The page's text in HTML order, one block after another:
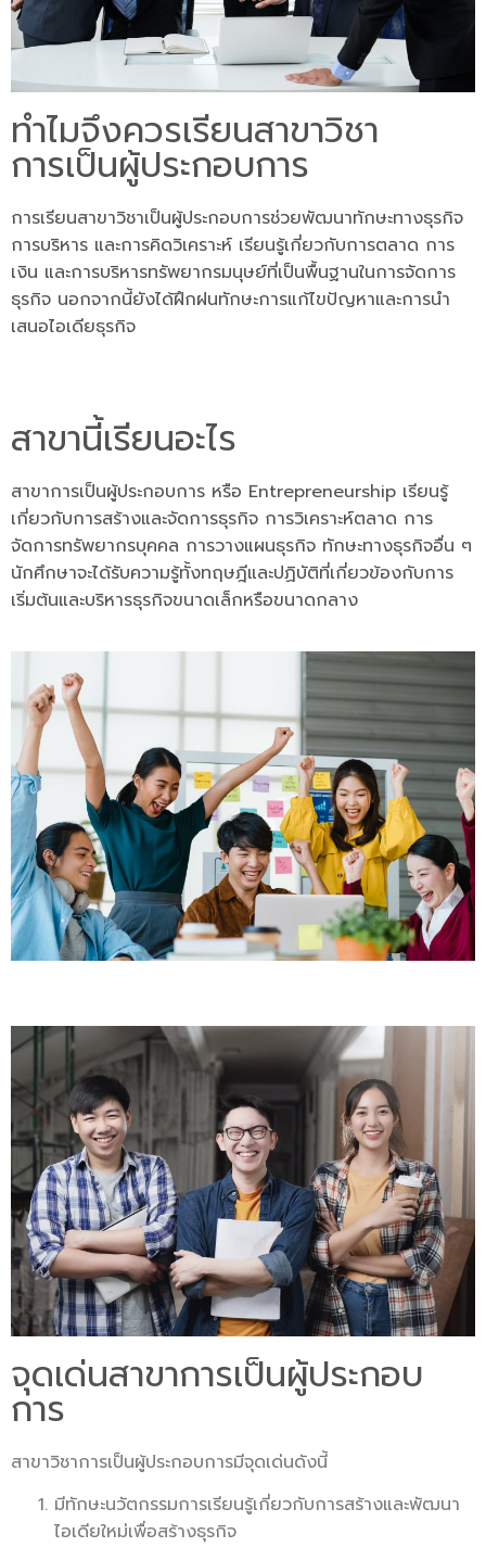
ทำไมจึงควรเรียนสาขาวิชา
การเป็นผู้ประกอบการ
การเรียนสาขาวิชาเป็นผู้ประกอบการช่วยพัฒนาทักษะทางธุรกิจ
การบริหาร และการคิดวิเคราะห์ เรียนรู้เกี่ยวกับการตลาด การ
เงิน และการบริหารทรัพยากรมนุษย์ที่เป็นพื้นฐานในการจัดการ
ธุรกิจ นอกจากนี้ยังได้ฝึกฝนทักษะการแก้ไขปัญหาและการนำ
เสนอไอเดียธุรกิจ
สาขานี้เรียนอะไร
สาขาการเป็นผู้ประกอบการ หรือ Entrepreneurship เรียนรู้
เกี่ยวกับการสร้างและจัดการธุรกิจ การวิเคราะห์ตลาด การ
จัดการทรัพยากรบุคคล การวางแผนธุรกิจ ทักษะทางธุรกิจอื่น ๆ
นักศึกษาจะได้รับความรู้ทั้งทฤษฎีและปฏิบัติที่เกี่ยวข้องกับการ
เริ่มต้นและบริหารธุรกิจขนาดเล็กหรือขนาดกลาง
จุดเด่นสาขาการเป็นผู้ประกอบ
การ
สาขาวิชาการเป็นผู้ประกอบการมีจุดเด่นดังนี้
มีทักษะนวัตกรรมการเรียนรู้เกี่ยวกับการสร้างและพัฒนา
ไอเดียใหม่เพื่อสร้างธุรกิจ